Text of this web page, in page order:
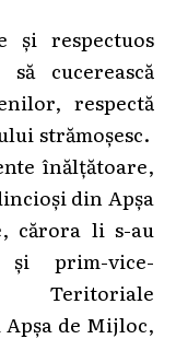
și respectuos
cucerească
respectă
strămoșesc.
înălțătoare,
din Apșa
cărora li s-au
și prim-vice-
Teritoriale
de Mijloc,